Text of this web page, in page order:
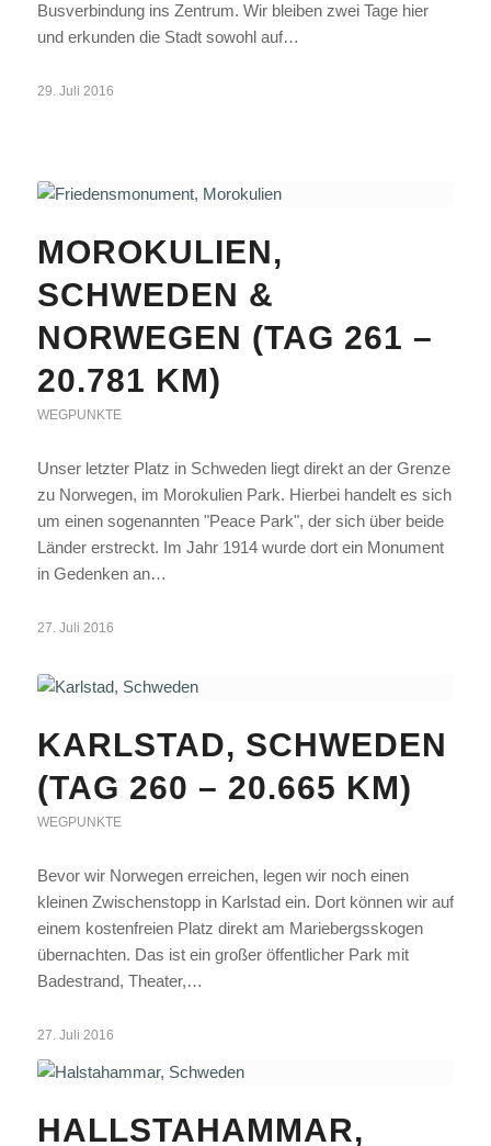
Busverbindung ins Zentrum. Wir bleiben zwei Tage hier
und erkunden die Stadt sowohl auf…
29. Juli 2016
MOROKULIEN,
SCHWEDEN &
NORWEGEN (TAG 261 –
20.781 KM)
WEGPUNKTE
Unser letzter Platz in Schweden liegt direkt an der Grenze
zu Norwegen, im Morokulien Park. Hierbei handelt es sich
um einen sogenannten "Peace Park", der sich über beide
Länder erstreckt. Im Jahr 1914 wurde dort ein Monument
in Gedenken an…
27. Juli 2016
KARLSTAD, SCHWEDEN
(TAG 260 – 20.665 KM)
WEGPUNKTE
Bevor wir Norwegen erreichen, legen wir noch einen
kleinen Zwischenstopp in Karlstad ein. Dort können wir auf
einem kostenfreien Platz direkt am Mariebergsskogen
übernachten. Das ist ein großer öffentlicher Park mit
Badestrand, Theater,…
27. Juli 2016
HALLSTAHAMMAR,